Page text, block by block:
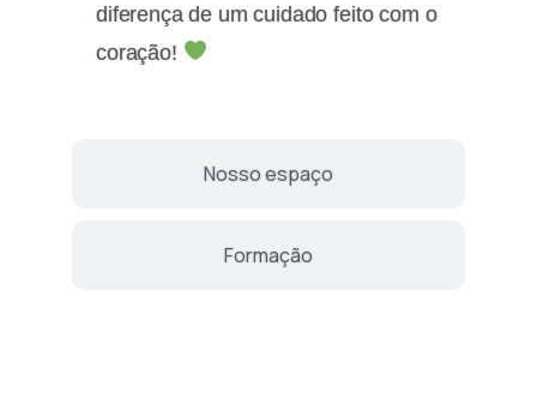
Nosso espaço
Formação
diferença de um cuidado feito com o
coração!